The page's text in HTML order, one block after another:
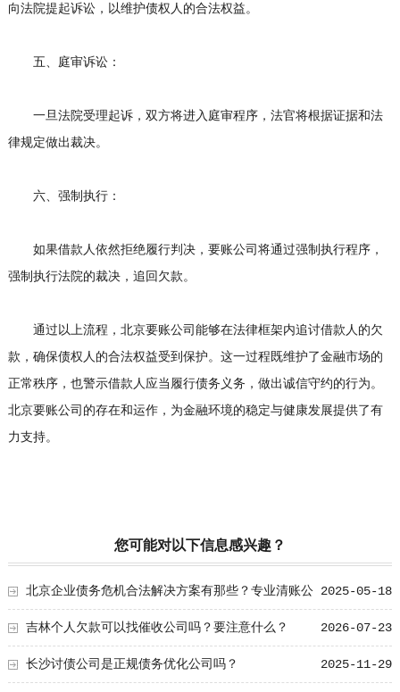
向法院提起诉讼，以维护债权人的合法权益。
五、庭审诉讼：
一旦法院受理起诉，双方将进入庭审程序，法官将根据证据和法
律规定做出裁决。
六、强制执行：
如果借款人依然拒绝履行判决，要账公司将通过强制执行程序，
强制执行法院的裁决，追回欠款。
通过以上流程， 北京要账公司能够在法律框架内追讨借款人的欠
款，确保债权人的合法权益受到保护。这一过程既维护了金融市场的
正常秩序，也警示借款人应当履行债务义务，做出诚信守约的行为。
北京要账公司的存在和运作，为金融环境的稳定与健康发展提供了有
力支持。
您可能对以下信息感兴趣？
2025-05-18
北京企业债务危机合法解决方案有那些？专业清账公
司合作流程 2026-07-23
吉林个人欠款可以找催收公司吗？要注意什么？
2025-11-29
长沙讨债公司是正规债务优化公司吗？